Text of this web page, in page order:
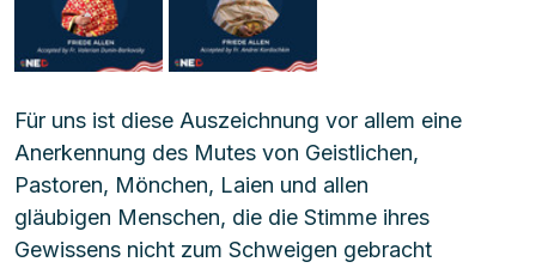
Für uns ist diese Auszeichnung vor allem eine
Anerkennung des Mutes von Geistlichen,
Pastoren, Mönchen, Laien und allen
gläubigen Menschen, die die Stimme ihres
Gewissens nicht zum Schweigen gebracht